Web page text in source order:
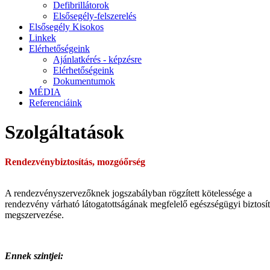
Defibrillátorok
Elsősegély-felszerelés
Elsősegély Kisokos
Linkek
Elérhetőségeink
Ajánlatkérés - képzésre
Elérhetőségeink
Dokumentumok
MÉDIA
Referenciáink
Szolgáltatások
Rendezvénybiztosítás, mozgóőrség
A rendezvényszervezőknek jogszabályban rögzített kötelessége a
rendezvény várható látogatottságának megfelelő egészségügyi
megszervezése.
Ennek szintjei: